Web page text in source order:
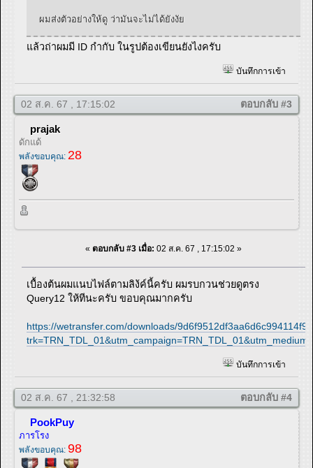
ผมส่งตัวอย่างให้ดู ว่ามันจะไม่ได้ยังงัย
แล้วถ่าผมมี ID กำกับ ในรูปต้องเขียนยังไงครับ
บันทึกการเข้า
02 ส.ค. 67 , 17:15:02 ตอบกลับ #3
prajak
ดักแด้
พลังขอบคุณ: 28
« ตอบกลับ #3 เมื่อ: 02 ส.ค. 67 , 17:15:02 »
เบื้องต้นผมแนบไฟล์ตามลิง้ค์นี้ครับ ผมรบกวนช่วยดูตรง
Query12 ให้ทีนะครับ ขอบคุณมากครับ
https://wetransfer.com/downloads/
บันทึกการเข้า
02 ส.ค. 67 , 21:32:58 ตอบกลับ #4
PookPuy
ภารโรง
พลังขอบคุณ: 98